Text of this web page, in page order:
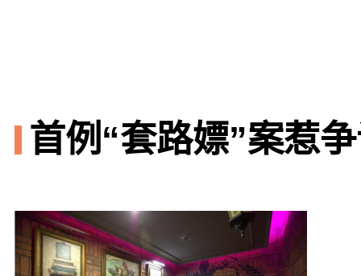
首例“套路嫖”案惹